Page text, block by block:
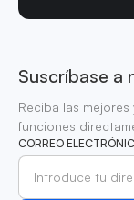
Suscríbase a
Reciba las
funciones
CORREO